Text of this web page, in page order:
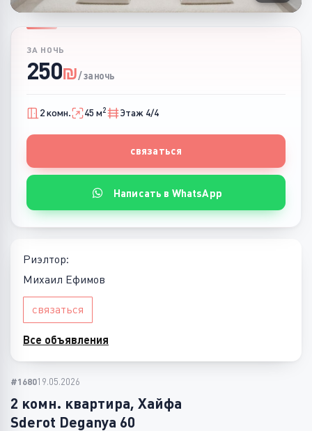
ЗА НОЧЬ
250₪/ за ночь
2 комн. 45 м2 Этаж 4/4
связаться
Написать в WhatsApp
Риэлтор:
Михаил Ефимов
связаться
Все объявления
#168019.05.2026
2 комн. квартира, Хайфа
Sderot Deganya 60